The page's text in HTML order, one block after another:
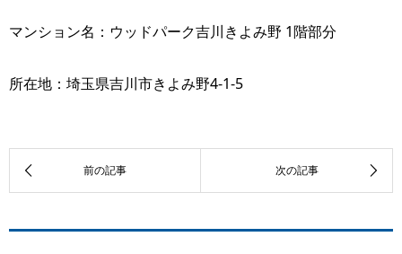
マンション名：ウッドパーク吉川きよみ野 1階部分
所在地：埼玉県吉川市きよみ野4-1-5